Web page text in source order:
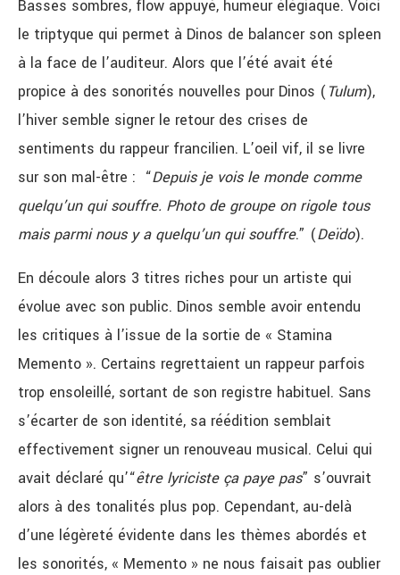
Basses sombres, flow appuyé, humeur élégiaque. Voici
le triptyque qui permet à Dinos de balancer son spleen
à la face de l’auditeur. Alors que l’été avait été
propice à des sonorités nouvelles pour Dinos (Tulum),
l’hiver semble signer le retour des crises de
sentiments du rappeur francilien. L’oeil vif, il se livre
sur son mal-être : “Depuis je vois le monde comme
quelqu’un qui souffre. Photo de groupe on rigole tous
mais parmi nous y a quelqu’un qui souffre.” (Deïdo).
En découle alors 3 titres riches pour un artiste qui
évolue avec son public. Dinos semble avoir entendu
les critiques à l’issue de la sortie de « Stamina
Memento ». Certains regrettaient un rappeur parfois
trop ensoleillé, sortant de son registre habituel. Sans
s’écarter de son identité, sa réédition semblait
effectivement signer un renouveau musical. Celui qui
avait déclaré qu’“être lyriciste ça paye pas” s’ouvrait
alors à des tonalités plus pop. Cependant, au-delà
d’une légèreté évidente dans les thèmes abordés et
les sonorités, « Memento » ne nous faisait pas oublier